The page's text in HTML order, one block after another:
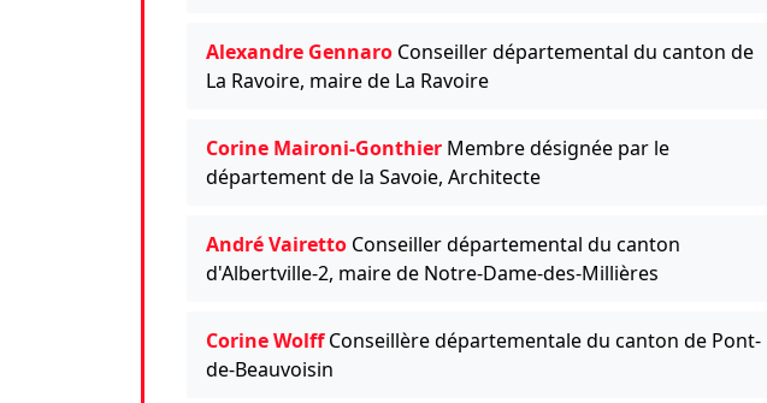
Alexandre Gennaro Conseiller départemental du canton de
La Ravoire, maire de La Ravoire
Corine Maironi-Gonthier Membre désignée par le
département de la Savoie, Architecte
André Vairetto Conseiller départemental du canton
d'Albertville-2, maire de Notre-Dame-des-Millières
Corine WolffConseillère départementale du canton de Pont-
de-Beauvoisin